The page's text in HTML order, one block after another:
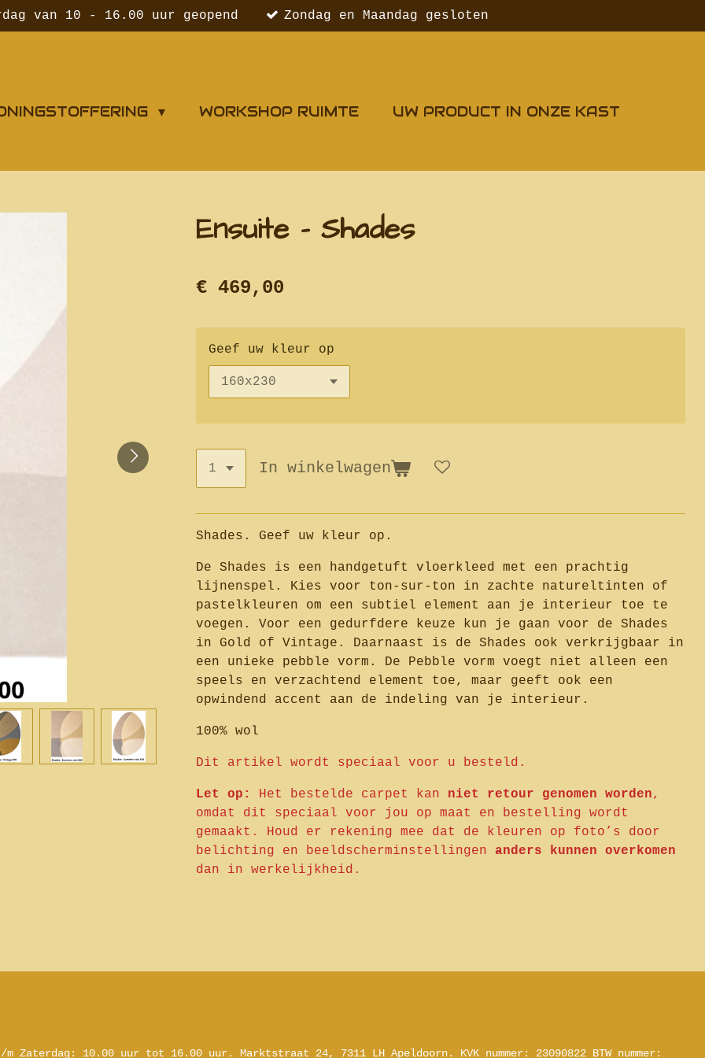
van 10 - 16.00 uur geopend Zondag en Maandag gesloten
WORKSHOP RUIMTE
UW PRODUCT IN ONZE KAST
Ensuite - Shades
€ 469,00
Geef uw kleur op
In winkelwagen
Shades. Geef uw kleur op.
De Shades is een handgetuft vloerkleed met een prachtig
lijnenspel. Kies voor ton-sur-ton in zachte natureltinten of
pastelkleuren om een subtiel element aan je interieur toe te
voegen. Voor een gedurfdere keuze kun je gaan voor de Shades
in Gold of Vintage. Daarnaast is de Shades ook verkrijgbaar in
een unieke pebble vorm. De Pebble vorm voegt niet alleen een
speels en verzachtend element toe, maar geeft ook een
opwindend accent aan de indeling van je interieur.
100% wol
Dit artikel wordt speciaal voor u besteld.
Let op: Het bestelde carpet kan niet retour genomen worden,
omdat dit speciaal voor jou op maat en bestelling wordt
gemaakt. Houd er rekening mee dat de kleuren op foto’s door
belichting en beeldscherminstellingen anders kunnen overkomen
dan in werkelijkheid.
m Zaterdag: 10.00 uur tot 16.00 uur. Marktstraat 24, 7311 LH Apeldoorn. KVK nummer: 23090822 BTW nummer: